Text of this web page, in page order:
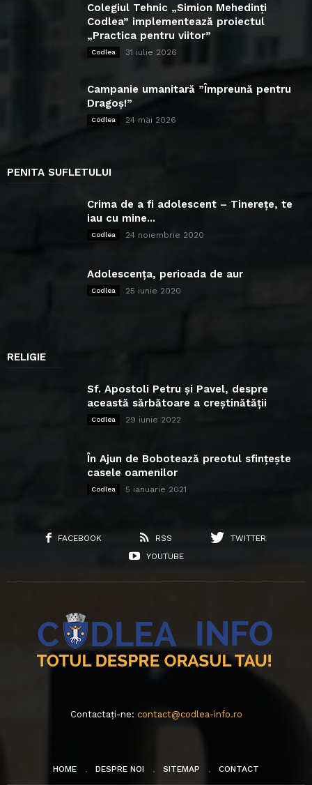
Colegiul Tehnic „Simion Mehedinți
Codlea” implementează proiectul
„Practica pentru viitor”
Codlea 31 iulie 2026
Campanie umanitară ”Împreună pentru
Dragoș!”
Codlea 24 mai 2026
PENITA SUFLETULUI
Crima de a fi adolescent – Tinerețe, te
iau cu mine...
Codlea 24 noiembrie 2020
Adolescența, perioada de aur
Codlea 25 iunie 2020
RELIGIE
Sf. Apostoli Petru și Pavel, despre
această sărbătoare a creștinătății
Codlea 29 iunie 2022
În Ajun de Bobotează preotul sfințește
casele oamenilor
Codlea 5 ianuarie 2021
FACEBOOK RSS
TWITTER
YOUTUBE
Contactați-ne: contact@codlea-info.ro
HOME DESPRE NOI SITEMAP CONTACT